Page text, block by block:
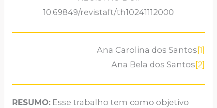
10.69849/revistaft/th10241112000
Ana Carolina dos Santos[1]
Ana Bela dos Santos[2]
RESUMO: Esse trabalho tem como objetivo